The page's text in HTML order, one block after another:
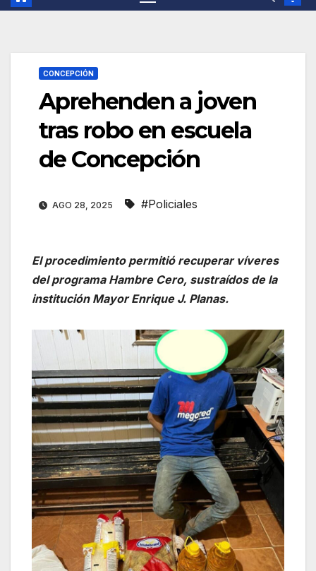
CONCEPCIÓN
Aprehenden a joven
tras robo en escuela
de Concepción
AGO 28, 2025 #Policiales
El procedimiento permitió recuperar víveres
del programa Hambre Cero, sustraídos de la
institución Mayor Enrique J. Planas.